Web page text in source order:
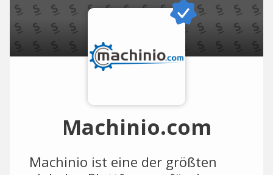
Machinio.com
Machinio ist eine der größten